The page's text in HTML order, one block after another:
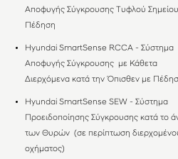
Αποφυγής Σύγκρουσης Τυφλού
Πέδηση
Hyundai SmartSense RCCΑ - Σύστημα
Αποφυγής Σύγκρουσης με Κάθετα
Διερχόμενα κατά την Όπισθεν με
Hyundai SmartSense SEW - Σύστημα
Προειδοποίησης Σύγκρουσης κατά το
των Θυρών (σε περίπτωση
οχήματος)